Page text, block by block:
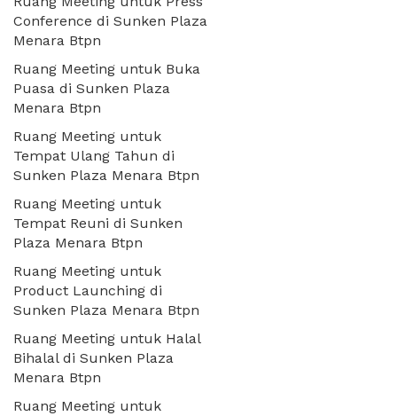
Conference di Sunken Plaza
Menara Btpn
Ruang Meeting untuk Buka
Puasa di Sunken Plaza
Menara Btpn
Ruang Meeting untuk
Tempat Ulang Tahun di
Sunken Plaza Menara Btpn
Ruang Meeting untuk
Tempat Reuni di Sunken
Plaza Menara Btpn
Ruang Meeting untuk
Product Launching di
Sunken Plaza Menara Btpn
Ruang Meeting untuk Halal
Bihalal di Sunken Plaza
Menara Btpn
Ruang Meeting untuk